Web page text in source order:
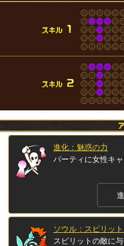
進化：魅惑の力
パーティに女性キ
ソウル：スピリッ
スピリットの敵に